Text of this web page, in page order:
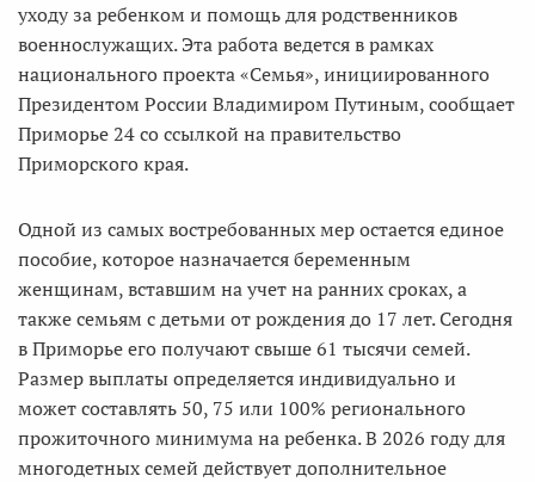
уходу за ребенком и помощь для родственников
военнослужащих. Эта работа ведется в рамках
национального проекта «Семья», инициированного
Президентом России Владимиром Путиным, сообщает
Приморье 24 со ссылкой на правительство
Приморского края.
Одной из самых востребованных мер остается единое
пособие, которое назначается беременным
женщинам, вставшим на учет на ранних сроках, а
также семьям с детьми от рождения до 17 лет. Сегодня
в Приморье его получают свыше 61 тысячи семей.
Размер выплаты определяется индивидуально и
может составлять 50, 75 или 100% регионального
прожиточного минимума на ребенка. В 2026 году для
многодетных семей действует дополнительное